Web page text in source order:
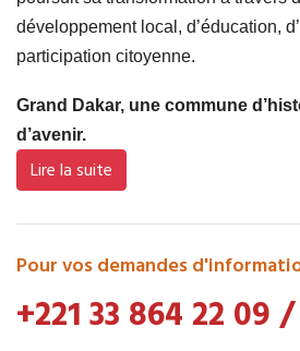
développement local, d’éducation,
participation citoyenne.
Grand Dakar, une commune
d’avenir.
Lire la suite
Pour vos demandes
+221 33 864 22 09/